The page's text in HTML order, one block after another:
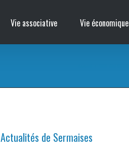
Vie associative Vie économique
Actualités de Sermaises